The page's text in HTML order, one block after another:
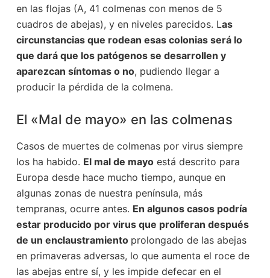
en las flojas (A, 41 colmenas con menos de 5
cuadros de abejas), y en niveles parecidos. Las
circunstancias que rodean esas colonias será lo
que dará que los patógenos se desarrollen y
aparezcan síntomas o no, pudiendo llegar a
producir la pérdida de la colmena.
El «Mal de mayo» en las colmenas
Casos de muertes de colmenas por virus siempre
los ha habido. El mal de mayoestá descrito para
Europa desde hace mucho tiempo, aunque en
algunas zonas de nuestra península, más
tempranas, ocurre antes. En algunos casos podría
estar producido por virus que proliferan después
de un enclaustramiento prolongado de las abejas
en primaveras adversas, lo que aumenta el roce de
las abejas entre sí, y les impide defecar en el